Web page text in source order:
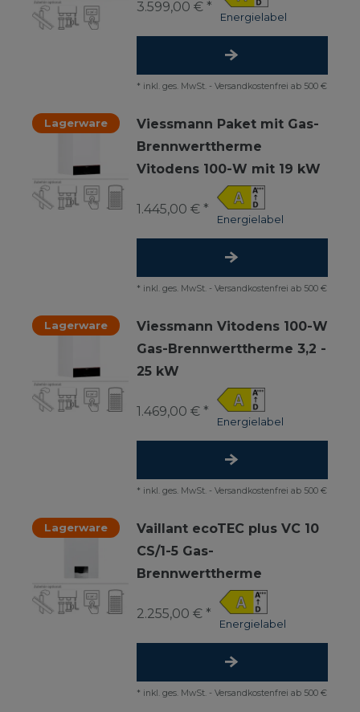
Energielabel
3.599,00 € *
* inkl. ges. MwSt. - Versandkostenfrei ab 500 €
Lagerware
Viessmann Paket mit Gas-
Brennwerttherme
Vitodens 100-W mit 19 kW
Energielabel
1.445,00 € *
* inkl. ges. MwSt. - Versandkostenfrei ab 500 €
Lagerware
Viessmann Vitodens 100-W
Gas-Brennwerttherme 3,2 -
25 kW
Energielabel
1.469,00 € *
* inkl. ges. MwSt. - Versandkostenfrei ab 500 €
Lagerware
Vaillant ecoTEC plus VC 10
CS/1-5 Gas-
Brennwerttherme
Energielabel
2.255,00 € *
* inkl. ges. MwSt. - Versandkostenfrei ab 500 €